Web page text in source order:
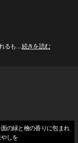
るも…続きを読む
面の緑と檜の香りに包まれ
しを